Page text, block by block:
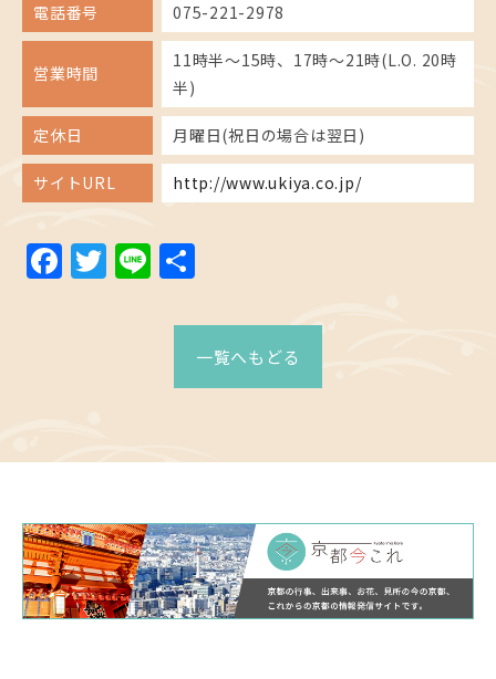
電話番号 075-221-2978
営業時間
11時半～15時、17時～21時(L.O. 20時
半)
定休日 月曜日(祝日の場合は翌日)
サイトURL http://www.ukiya.co.jp/
Facebook
Twitter
Line
一覧へもどる